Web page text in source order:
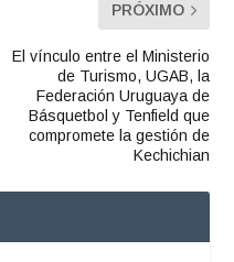
PRÓXIMO
El vínculo entre el Ministerio
de Turismo, UGAB, la
Federación Uruguaya de
Básquetbol y Tenfield que
compromete la gestión de
Kechichian